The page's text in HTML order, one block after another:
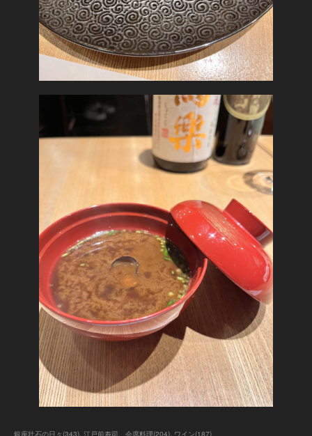
銀座壮石の日々 (343) 江戸前寿司、会席料理(204) ワイン(187)